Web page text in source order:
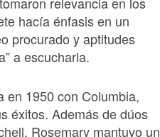
hacía énfasis en un
procurado y aptitudes
a escucharla.
en 1950 con Columbia,
éxitos. Además de dúos
Rosemary mantuvo un